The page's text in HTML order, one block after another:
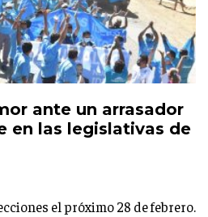
ante un arrasador
en las legislativas de
el próximo 28 de febrero.